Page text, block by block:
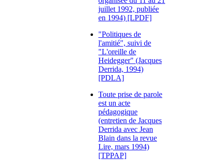
juillet 1992, publiée
en 1994) [LPDF]
"Politiques de
l'amitié", suivi de
"L'oreille de
Heidegger" (Jacques
Derrida, 1994)
[PDLA]
Toute prise de parole
est un acte
pédagogique
(entretien de Jacques
Derrida avec Jean
Blain dans la revue
Lire, mars 1994)
[TPPAP]